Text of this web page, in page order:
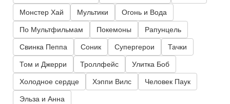
Монстер Хай Мультики Огонь и Вода
По Мультфильмам Покемоны Рапунцель
Свинка Пеппа Соник Супергерои Тачки
Том и Джерри Троллфейс Улитка Боб
Холодное сердце Хэппи Вилс Человек Паук
Эльза и Анна